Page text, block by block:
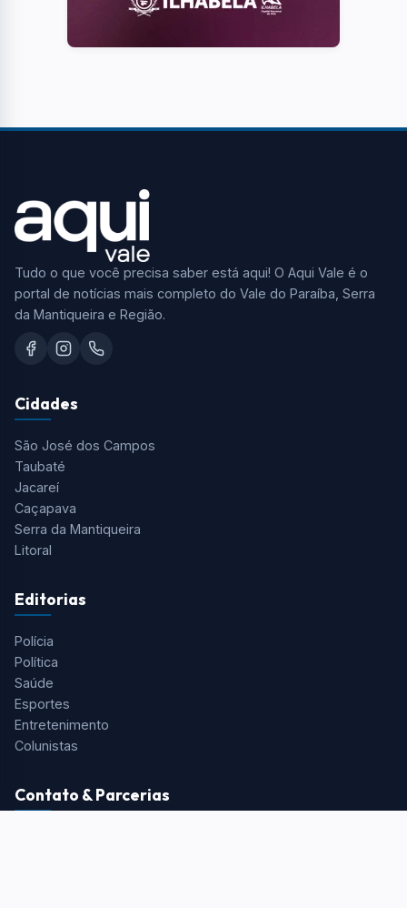
Tudo o que você precisa saber está aqui! O Aqui Vale é o
portal de notícias mais completo do Vale do Paraíba, Serra
da Mantiqueira e Região.
Cidades
São José dos Campos
Taubaté
Jacareí
Caçapava
Serra da Mantiqueira
Litoral
Editorias
Polícia
Política
Saúde
Esportes
Entretenimento
Colunistas
Contato & Parcerias